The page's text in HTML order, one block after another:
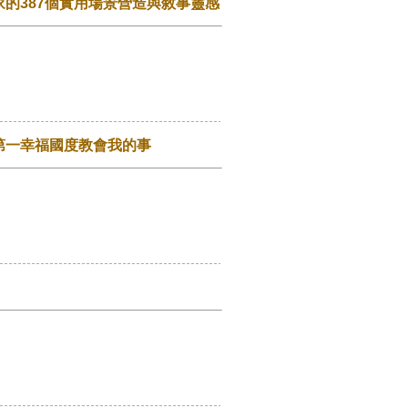
387個實用場景營造與敘事靈感
幸福國度教會我的事